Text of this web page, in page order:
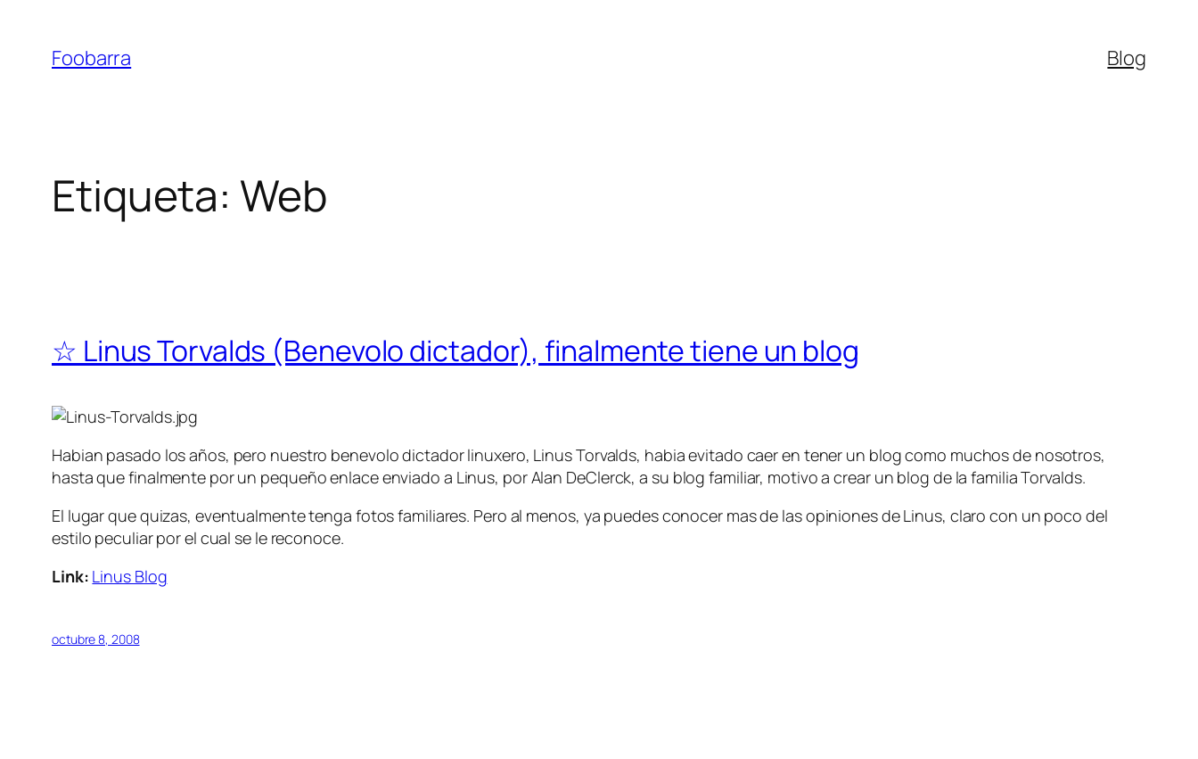
contenido
Foobarra Blog
Etiqueta: Web
☆ Linus Torvalds (Benevolo dictador), finalmente tiene un blog
Habian pasado los años, pero nuestro benevolo dictador linuxero, Linus Torvalds, habia evitado caer en tener un blog como muchos de nosotros,
hasta que finalmente por un pequeño enlace enviado a Linus, por Alan DeClerck, a su blog familiar, motivo a crear un blog de la familia Torvalds.
El lugar que quizas, eventualmente tenga fotos familiares. Pero al menos, ya puedes conocer mas de las opiniones de Linus, claro con un poco del
estilo peculiar por el cual se le reconoce.
Link: Linus Blog
octubre 8, 2008